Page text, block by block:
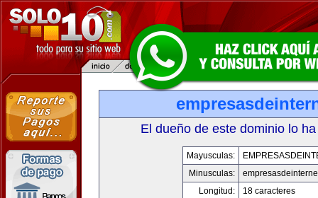
El dueño de este dominio lo
Mayusculas:
Minusculas:
Longitud:
18 caracteres